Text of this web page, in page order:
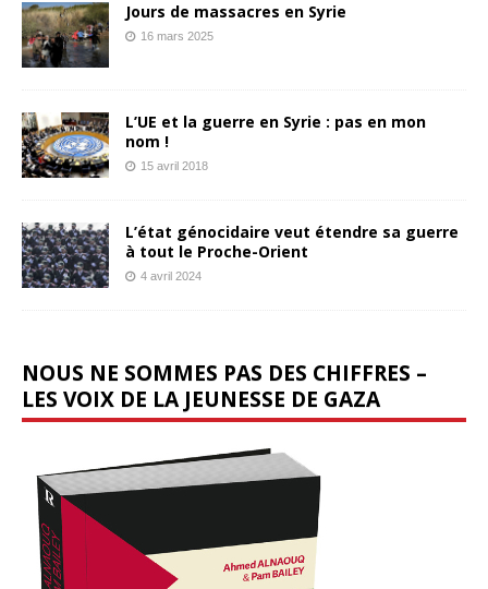
Jours de massacres en Syrie
16 mars 2025
L’UE et la guerre en Syrie : pas en mon
nom !
15 avril 2018
L’état génocidaire veut étendre sa guerre
à tout le Proche-Orient
4 avril 2024
NOUS NE SOMMES PAS DES CHIFFRES –
LES VOIX DE LA JEUNESSE DE GAZA